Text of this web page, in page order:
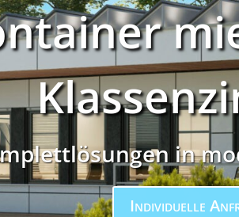
in
Individuelle